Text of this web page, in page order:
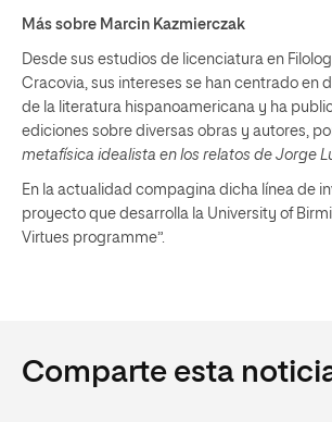
Más sobre Marcin Kazmierczak
Desde sus estudios de licenciatura en
Cracovia, sus intereses se han centrado en
de la literatura hispanoamericana y ha
ediciones sobre diversas obras y autores,
metafísica idealista en los relatos de Jorge
En la actualidad compagina dicha línea de
proyecto que desarrolla la University of
Virtues programme”.
Comparte esta